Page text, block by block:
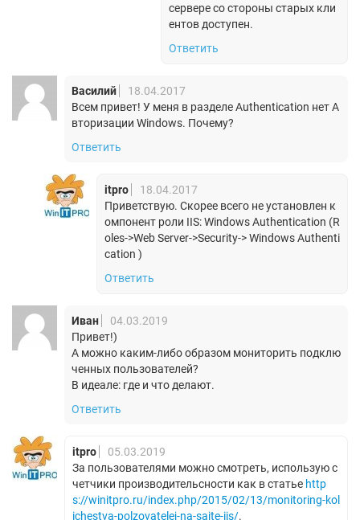
сервере со стороны старых кли
ентов доступен.
Ответить
Василий
18.04.2017
Всем привет! У меня в разделе Authentication нет А
вторизации Windows. Почему?
Ответить
itpro
18.04.2017
Приветствую. Скорее всего не установлен к
омпонент роли IIS: Windows Authentication (R
oles->Web Server->Security-> Windows Authenti
cation )
Ответить
Иван
04.03.2019
Привет!)
А можно каким-либо образом мониторить подклю
ченных пользователей?
В идеале: где и что делают.
Ответить
itpro
05.03.2019
За пользователями можно смотреть, использую с
четчики производительсности как в статье http
s://winitpro.ru/index.php/2015/02/13/monitoring-kol
ichestva-polzovatelej-na-sajte-iis/.